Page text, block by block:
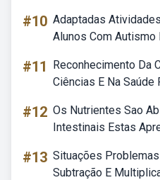
#10 Adaptadas
Alunos Com Autismo
#11
Reconhecimento Da
Ciências E Na Saúde
#12 Os Nutrientes Sao
Intestinais Estas
#13 Situações
Subtração E